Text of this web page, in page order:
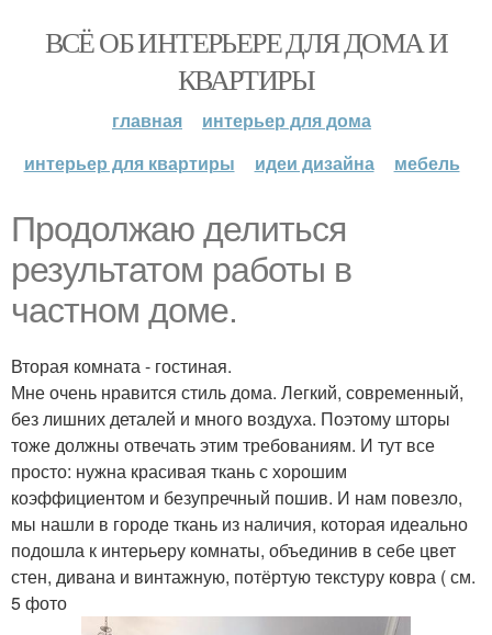
ВСЁ ОБ ИНТЕРЬЕРЕ ДЛЯ ДОМА И
КВАРТИРЫ
главная
интерьер для дома
интерьер для квартиры
идеи дизайна мебель
Продолжаю делиться
результатом работы в
частном доме.
Вторая комната - гостиная.
Мне очень нравится стиль дома. Легкий, современный,
без лишних деталей и много воздуха. Поэтому шторы
тоже должны отвечать этим требованиям. И тут все
просто: нужна красивая ткань с хорошим
коэффициентом и безупречный пошив. И нам повезло,
мы нашли в городе ткань из наличия, которая идеально
подошла к интерьеру комнаты, объединив в себе цвет
стен, дивана и винтажную, потёртую текстуру ковра ( см.
5 фото